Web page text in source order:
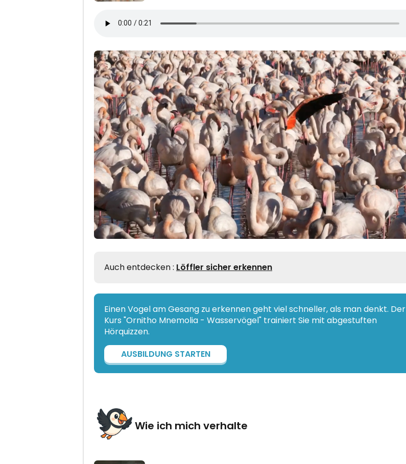
Auch entdecken : Löffler sicher erkennen
Einen Vogel am Gesang zu erkennen geht viel schneller, als man denkt. Der
Kurs "Ornitho Mnemolia - Wasservögel" trainiert Sie mit abgestuften
Hörquizzen.
AUSBILDUNG STARTEN
Wie ich mich verhalte